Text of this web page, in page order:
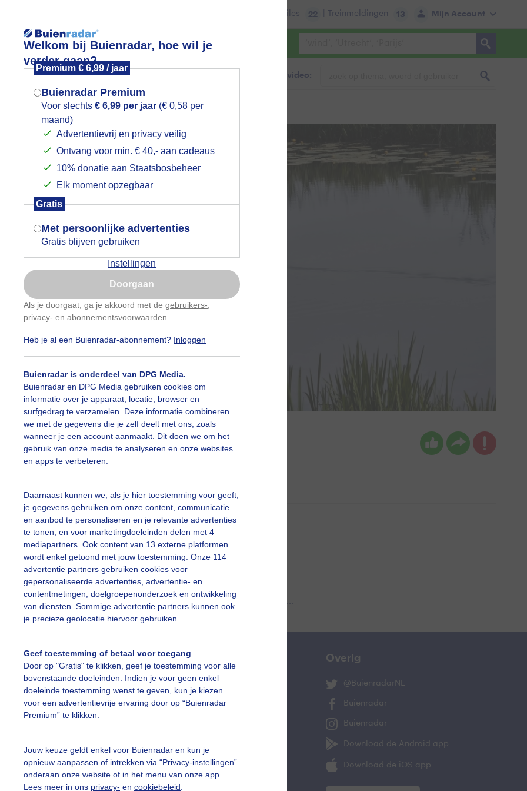
Welkom bij Buienradar, hoe wil je
verder gaan?
Premium € 6,99 / jaar
Buienradar Premium
Voor slechts € 6,99 per jaar (€ 0,58 per
maand)
Advertentievrij en privacy veilig
Ontvang voor min. € 40,- aan cadeaus
10% donatie aan Staatsbosbeheer
Elk moment opzegbaar
Gratis
Met persoonlijke advertenties
Gratis blijven gebruiken
Instellingen
Doorgaan
Als je doorgaat, ga je akkoord met de gebruikers-
privacy- en abonnementsvoorwaarden
Heb je al een Buienradar-abonnement? Inloggen
Buienradar is onderdeel van DPG Media.
Buienradar en DPG Media gebruiken cookies om
informatie over je apparaat, locatie, browser en
surfgedrag te verzamelen. Deze informatie combineren
we met de gegevens die je zelf deelt met ons, zoals
wanneer je een account aanmaakt. Dit doen we om het
gebruik van onze media te analyseren en onze websites
en apps te verbeteren.
Daarnaast kunnen we, als je hier toestemming voor geeft,
je gegevens gebruiken om onze content, communicatie
en aanbod te personaliseren en je relevante advertenties
te tonen, en voor marketingdoeleinden delen met 4
mediapartners. Ook content van 13 externe platformen
wordt enkel getoond met jouw toestemming. Onze 114
advertentie partners gebruiken cookies voor
gepersonaliseerde advertenties, advertentie- en
contentmetingen, doelgroepenonderzoek en ontwikkeling
van diensten. Sommige advertentie partners kunnen ook
je precieze geolocatie hiervoor gebruiken.
Geef toestemming of betaal voor toegang
Door op "Gratis" te klikken, geef je toestemming voor alle
bovenstaande doeleinden. Indien je voor geen enkel
doeleinde toestemming wenst te geven, kun je kiezen
voor een advertentievrije ervaring door op “Buienradar
Premium” te klikken.
Jouw keuze geldt enkel voor Buienradar en kun je
opnieuw aanpassen of intrekken via “Privacy-instellingen”
onderaan onze website of in het menu van onze app.
Lees meer in ons privacy- en cookiebeleid
Mijn Account
Files 22 | Treinmeldingen 13
Foto en video Weerzine
Zoeken in foto & video:
eend met haar kroost
mooi om te zien
Mark Klos Gemaakt: 24-05-2026, 214x bekeken
slideshow
Een moment geduld aub...
vragen
Mijn weer
De Bilt
Overig
@BuienradarNL
Buienradar
Buienradar
Download de Android app
Download de iOS app
Mogen we je locatie gebruiken voor
het weer?
Indien je hier nog geen akkoord op hebt
gegeven, verschijnt er zo een pop-up uit
je browser waarin deze toestemming
gevraagd wordt.
Is goed, toon de popup
Nu niet, misschien later
Gebruik je Safari en wil je niet elke dag deze pop-up
Klikhierom dit aan te passen